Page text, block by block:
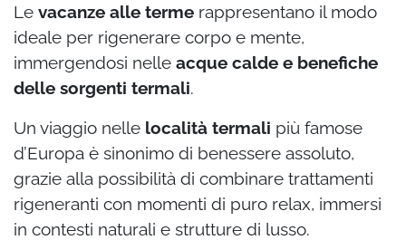
Le vacanze alle terme rappresentano il modo
ideale per rigenerare corpo e mente,
immergendosi nelle acque calde e benefiche
delle sorgenti termali.
Un viaggio nelle località termali più famose
d’Europa è sinonimo di benessere assoluto,
grazie alla possibilità di combinare trattamenti
rigeneranti con momenti di puro relax, immersi
in contesti naturali e strutture di lusso.